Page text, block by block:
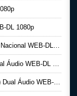
DL 1080p
WEB-DL 1080p
WEB-DL 1080p
WEB-DL 1080p